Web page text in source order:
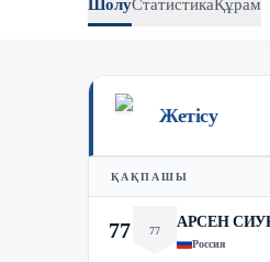
ШолуСтатистикаҚұрам
Жетісу
ҚАҚПАШЫ
77 77
АРСЕН
Россия